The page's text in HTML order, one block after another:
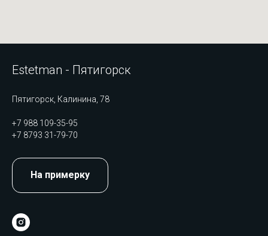
Estetman - Пятигорск
Пятигорск, Калинина, 78
+7 988 109-35-95
+7 8793 31-79-70
На примерку